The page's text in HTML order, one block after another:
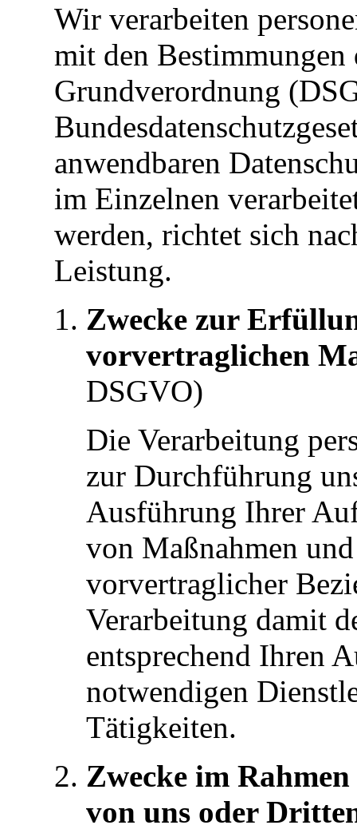
Wir verarbeiten
mit den Bestimmungen
Grundverordnung
anwendbaren
im Einzelnen
werden, richtet sich
Leistung.
Zwecke zur
vorvertraglichen
DSGVO)
Die Verarbeitung
zur Durchführung
Ausführung Ihrer
von Maßnahmen
vorvertraglicher
Verarbeitung damit
entsprechend Ihren
notwendigen
Tätigkeiten.
Zwecke im
von uns oder